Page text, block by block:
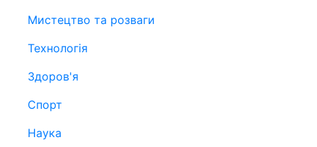
Мистецтво та розваги
Технологія
Здоров'я
Спорт
Наука